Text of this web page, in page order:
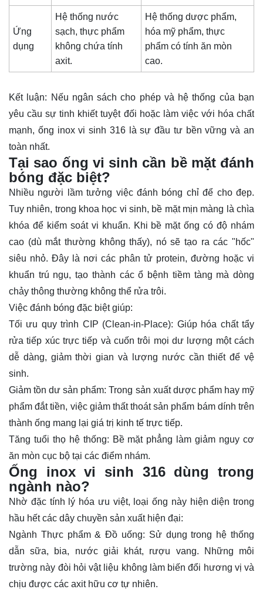
Ứng
dụng
Hệ thống nước
sạch, thực phẩm
không chứa tính
axit.
Hệ thống dược phẩm,
hóa mỹ phẩm, thực
phẩm có tính ăn mòn
cao.
Kết luận: Nếu ngân sách cho phép và hệ thống của bạn
yêu cầu sự tinh khiết tuyệt đối hoặc làm việc với hóa chất
mạnh, ống inox vi sinh 316 là sự đầu tư bền vững và an
toàn nhất.
Tại sao ống vi sinh cần bề mặt đánh
bóng đặc biệt?
Nhiều người lầm tưởng việc đánh bóng chỉ để cho đẹp.
Tuy nhiên, trong khoa học vi sinh, bề mặt mịn màng là chìa
khóa để kiểm soát vi khuẩn. Khi bề mặt ống có độ nhám
cao (dù mắt thường không thấy), nó sẽ tạo ra các "hốc"
siêu nhỏ. Đây là nơi các phân tử protein, đường hoặc vi
khuẩn trú ngụ, tạo thành các ổ bệnh tiềm tàng mà dòng
chảy thông thường không thể rửa trôi.
Việc đánh bóng đặc biệt giúp:
Tối ưu quy trình CIP (Clean-in-Place): Giúp hóa chất tẩy
rửa tiếp xúc trực tiếp và cuốn trôi mọi dư lượng một cách
dễ dàng, giảm thời gian và lượng nước cần thiết để vệ
sinh.
Giảm tồn dư sản phẩm: Trong sản xuất dược phẩm hay mỹ
phẩm đắt tiền, việc giảm thất thoát sản phẩm bám dính trên
thành ống mang lại giá trị kinh tế trực tiếp.
Tăng tuổi thọ hệ thống: Bề mặt phẳng làm giảm nguy cơ
ăn mòn cục bộ tại các điểm nhám.
Ống inox vi sinh 316 dùng trong
ngành nào?
Nhờ đặc tính lý hóa ưu việt, loại ống này hiện diện trong
hầu hết các dây chuyền sản xuất hiện đại:
Ngành Thực phẩm & Đồ uống: Sử dụng trong hệ thống
dẫn sữa, bia, nước giải khát, rượu vang. Những môi
trường này đòi hỏi vật liệu không làm biến đổi hương vị và
chịu được các axit hữu cơ tự nhiên.